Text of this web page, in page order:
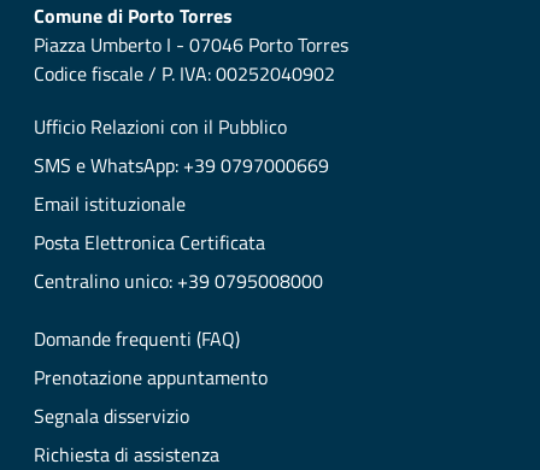
Comune di Porto Torres
Piazza Umberto I - 07046 Porto Torres
Codice fiscale / P. IVA: 00252040902
Ufficio Relazioni con il Pubblico
SMS e WhatsApp: +39 0797000669
Email istituzionale
Posta Elettronica Certificata
Centralino unico: +39 0795008000
Domande frequenti (FAQ)
Prenotazione appuntamento
Segnala disservizio
Richiesta di assistenza